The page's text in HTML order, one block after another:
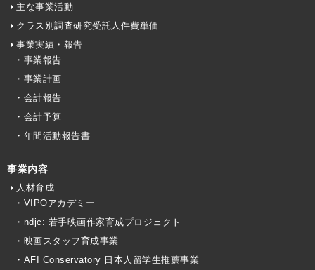
主な事業活動
クラス別調査研究受託人件費単価
事業実績・報告
・事業報告
・事業計画
・会計報告
・会計予算
・年間活動報告書
事業内容
人材育成
・VIPOアカデミー
・ndjc: 若手映画作家育成プロジェクト
・映画スタッフ育成事業
・AFI Conservatory 日本人留学生推薦事業